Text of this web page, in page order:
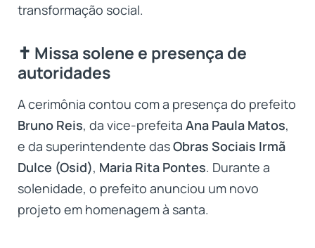
transformação social.
✝️ Missa solene e presença de
autoridades
A cerimônia contou com a presença do prefeito
Bruno Reis, da vice-prefeita Ana Paula Matos,
e da superintendente dasObras Sociais Irmã
Dulce (Osid), Maria Rita Pontes. Durante a
solenidade, o prefeito anunciou um novo
projeto em homenagem à santa.